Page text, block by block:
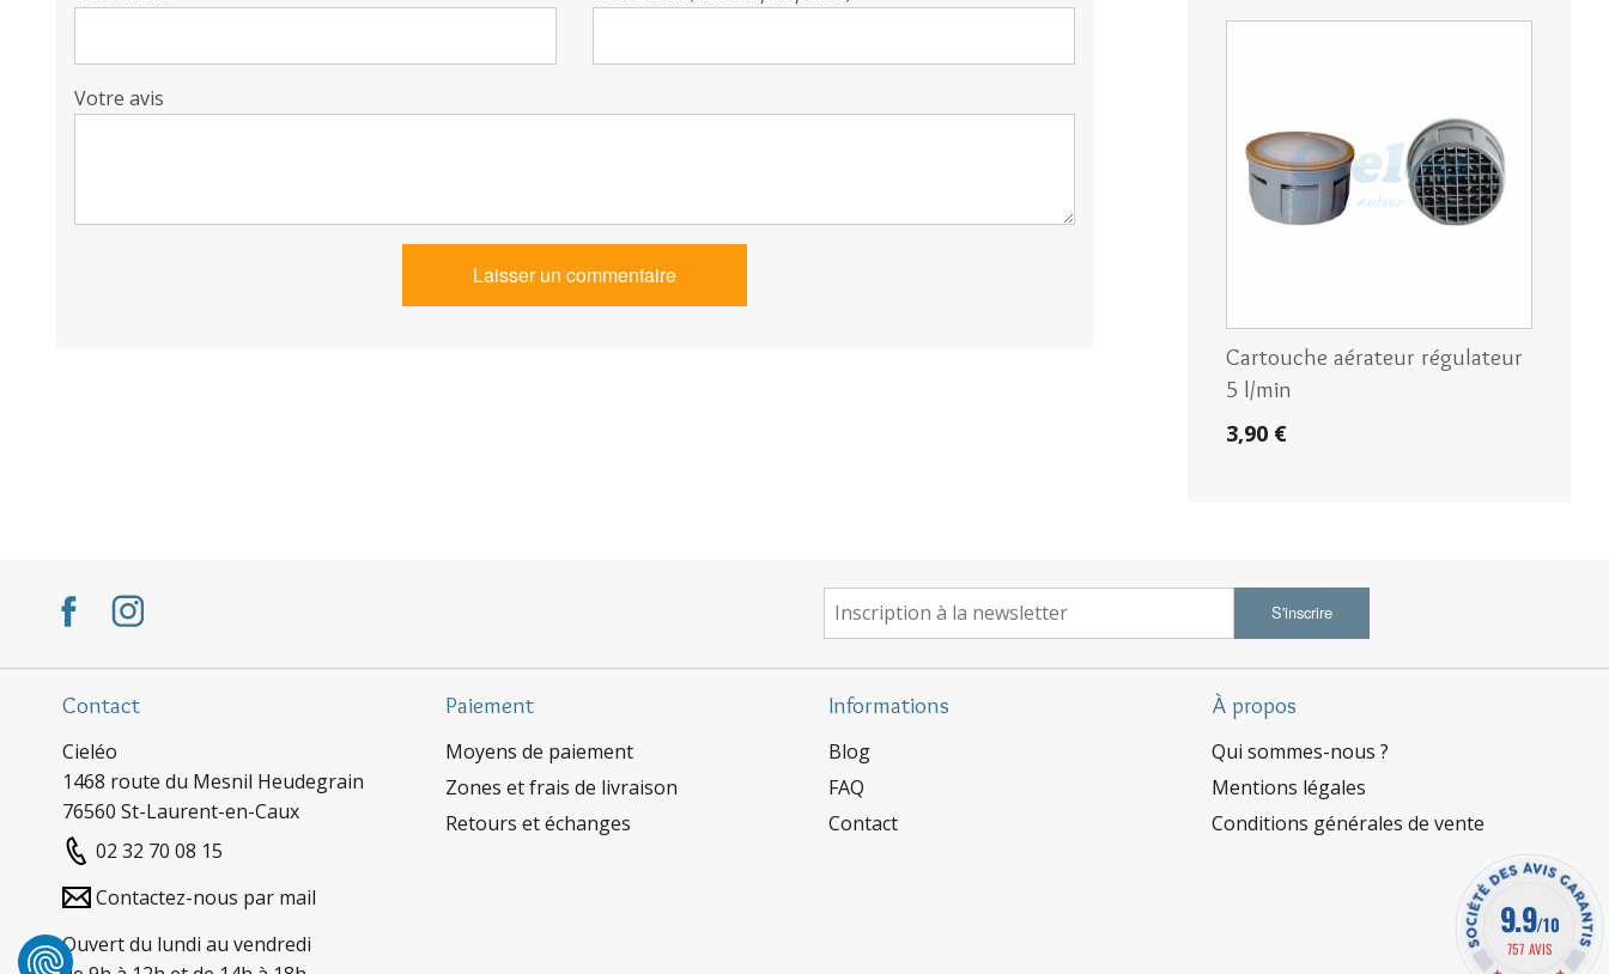
Votre avis
Cartouche aérateur régulateur
5 l/min
3,90 €
S'inscrire
Contact
Cieléo
1468 route du Mesnil Heudegrain
76560 St-Laurent-en-Caux
02 32 70 08 15
Contactez-nous par mail
Ouvert du lundi au vendredi
Paiement
Moyens de paiement
Zones et frais de livraison
Retours et échanges
Informations
Blog
FAQ
Contact
À propos
Qui sommes-nous ?
Mentions légales
Conditions générales de vente
9.9/10
757 AVIS